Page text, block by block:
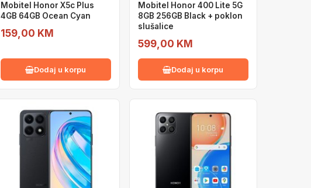
Mobitel Honor X5c Plus
4GB 64GB Ocean Cyan
159,00 KM
Dodaj u korpu
Mobitel Honor 400 Lite 5G
8GB 256GB Black + poklon
slušalice
599,00 KM
Dodaj u korpu